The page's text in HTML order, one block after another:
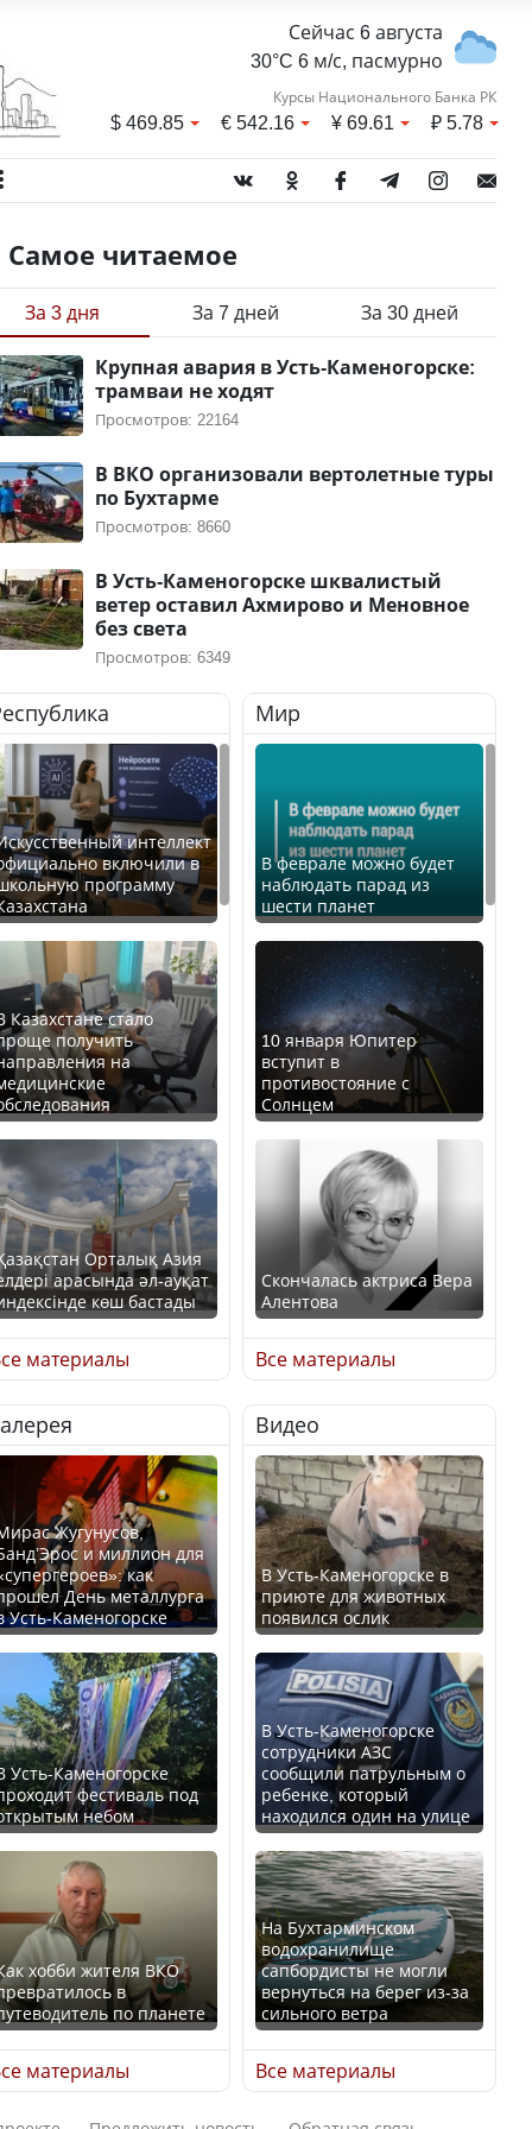
Сейчас 6 августа
30°C 6 м/с, пасмурно
Курсы Национального Банка РК
$469.85 €542.16 ¥69.61 ₽5.78
Самое читаемое
За 3 дня За 7 дней За 30 дней
Крупная авария в Усть-Каменогорске:
трамваи не ходят
Просмотров: 22164
В ВКО организовали вертолетные туры
по Бухтарме
Просмотров: 8660
В Усть-Каменогорске шквалистый
ветер оставил Ахмирово и Меновное
без света
Просмотров: 6349
интеллект
включили в
программу
Казахстане стало
получить
на
Орталық Азия
арасында әл-ауқат
көш бастады
Казахстан возглавил
благополучия
среди стран Центральной
Азии
ли представлены
интересы регионов в
Курултае?
төменгі жалақы,
экология: жеті
партия сайлаушылармен
нені талқылап жатыр?
зарплата,
экология — о
говорят с
партий
материалы
Мир
В феврале можно будет
наблюдать парад из
шести планет
10 января Юпитер
вступит в
противостояние с
Солнцем
Скончалась актриса Вера
Алентова
В РФ вынесен заочный
приговор по уголовному
делу об убийстве Игоря
Талькова
В России введены
дополнительные
ограничения для
казахстанских прав
Трамп официально
вступил в должность
президента США
Луну признали объектом
культурного наследия,
находящегося под
угрозой исчезновения
Все материалы
Жугунусов,
и миллион для
как
День металлурга
Усть-Каменогорске
Усть-Каменогорске
фестиваль под
небом
хобби жителя ВКО
в
по планете
материалы
Видео
В Усть-Каменогорске в
приюте для животных
появился ослик
В Усть-Каменогорске
сотрудники АЗС
сообщили патрульным о
ребенке, который
находился один на улице
На Бухтарминском
водохранилище
сапбордисты не могли
вернуться на берег из-за
сильного ветра
Все материалы